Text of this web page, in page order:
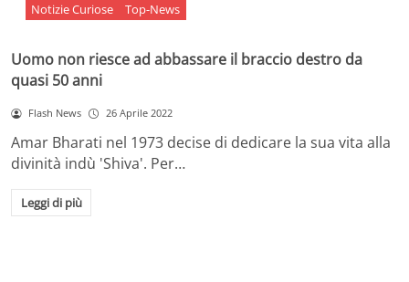
Notizie Curiose Top-News
Uomo non riesce ad abbassare il braccio destro da
quasi 50 anni
Flash News 26 Aprile 2022
Amar Bharati nel 1973 decise di dedicare la sua vita alla
divinità indù 'Shiva'. Per…
Leggi di più